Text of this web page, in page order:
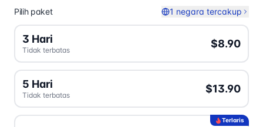
Pilih paket 1 negara tercakup
3 Hari
Tidak terbatas
$8.90
5 Hari
Tidak terbatas
$13.90
Terlaris